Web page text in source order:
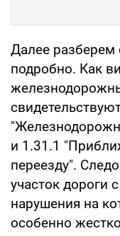
Далее разберем
подробно. Как
и 1.31.1
переезду".
участок дороги
нарушения на
особенно